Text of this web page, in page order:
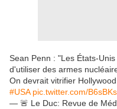
Sean Penn : "Les États-
d'utiliser des armes
On devrait vitrifier
#USA pic.twitter.com/
— 🚨 Le Duc: Revue de